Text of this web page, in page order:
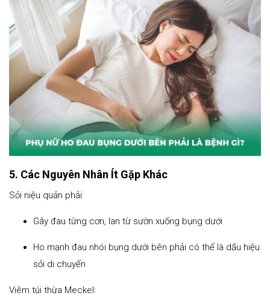
5. Các Nguyên Nhân Ít Gặp Khác
Sỏi niệu quản phải:
Gây đau từng cơn, lan từ sườn xuống bụng dưới
Ho mạnh đau nhói bụng dưới bên phải có thể là dấu hiệu
sỏi di chuyển
Viêm túi thừa Meckel: